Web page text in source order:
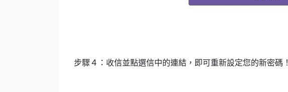
步驟４：收信並點選信中的連結，即可重新設定您的新密碼！